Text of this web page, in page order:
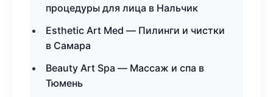
процедуры для лица в Нальчик
Esthetic Art Med — Пилинги и чистки
в Самара
Beauty Art Spa — Массаж и спа в
Тюмень